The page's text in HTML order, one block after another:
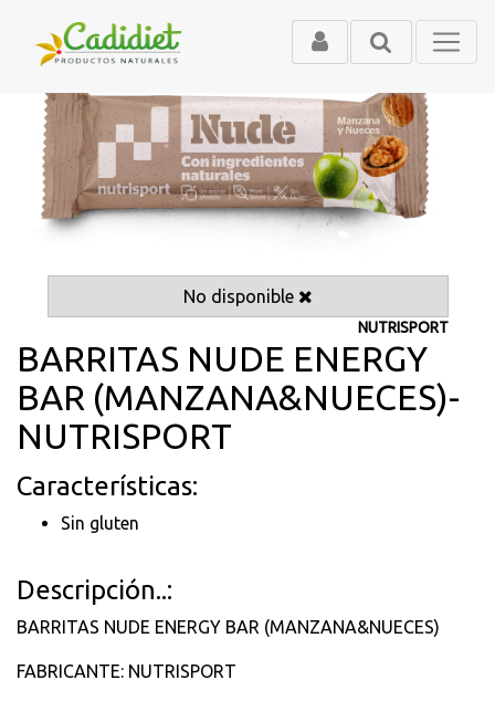
No disponible
NUTRISPORT
BARRITAS NUDE ENERGY
BAR (MANZANA&NUECES)-
NUTRISPORT
Características:
Sin gluten
Descripción..:
BARRITAS NUDE ENERGY BAR (MANZANA&NUECES)
FABRICANTE: NUTRISPORT